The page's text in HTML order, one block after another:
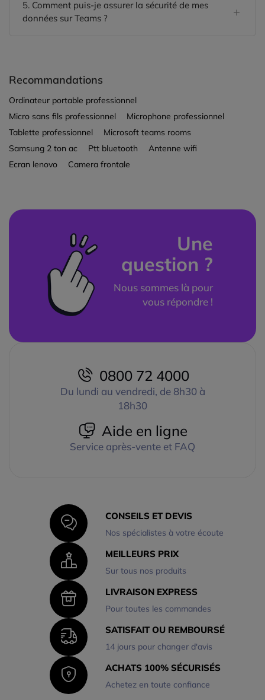
5. Comment puis-je assurer la sécurité de mes
données sur Teams ?
Recommandations
Ordinateur portable professionnel
Micro sans fils professionnel
Microphone professionnel
Tablette professionnel
Microsoft teams rooms
Samsung 2 ton ac
Ptt bluetooth
Antenne wifi
Ecran lenovo
Camera frontale
Une
question ?
Nous sommes là pour
vous répondre !
0800 72 4000
Du lundi au vendredi, de 8h30 à
18h30
Aide en ligne
Service après-vente et FAQ
CONSEILS ET DEVIS
Nos spécialistes à votre écoute
MEILLEURS PRIX
Sur tous nos produits
LIVRAISON EXPRESS
Pour toutes les commandes
SATISFAIT OU REMBOURSÉ
14 jours pour changer d'avis
ACHATS 100% SÉCURISÉS
Achetez en toute confiance